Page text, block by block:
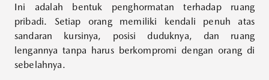
Ini adalah bentuk penghormatan terhadap ruang
pribadi. Setiap orang memiliki kendali penuh atas
sandaran kursinya, posisi duduknya, dan ruang
lengannya tanpa harus berkompromi dengan orang di
sebelahnya.